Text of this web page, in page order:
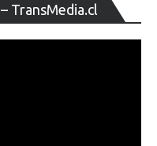
TransMedia.cl
de